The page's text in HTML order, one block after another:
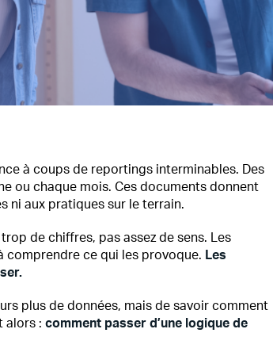
à coups de reportings interminables. Des
ou chaque mois. Ces documents donnent
ni aux pratiques sur le terrain.
de chiffres, pas assez de sens. Les
comprendre ce qui les provoque. Les
plus de données, mais de savoir comment
alors : comment passer d’une logique de